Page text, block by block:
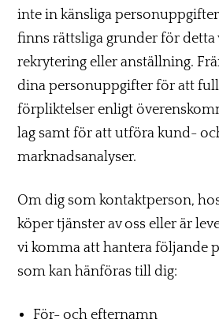
inte in känsliga
finns rättsliga grunder för detta
rekrytering eller anställning.
dina personuppgifter för att
förpliktelser enligt
lag samt för att utföra kund-
marknadsanalyser.
Om dig som kontaktperson,
köper tjänster av oss eller är
vi komma att hantera följande
som kan hänföras till dig:
För- och efternamn